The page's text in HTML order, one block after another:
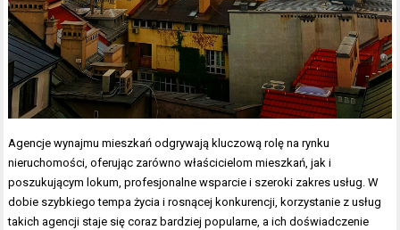
Agencje wynajmu mieszkań odgrywają kluczową rolę na rynku
nieruchomości, oferując zarówno właścicielom mieszkań, jak i
poszukującym lokum, profesjonalne wsparcie i szeroki zakres usług. W
dobie szybkiego tempa życia i rosnącej konkurencji, korzystanie z usług
takich agencji staje się coraz bardziej popularne, a ich doświadczenie